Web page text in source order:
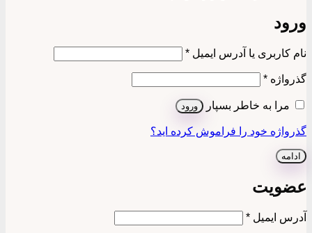
ورود
نام کاربری یا آدرس ایمیل *الزامی
گذرواژه *الزامی
مرا به خاطر بسپار ورود
گذرواژه خود را فراموش کرده اید؟
ادامه
عضویت
آدرس ایمیل *الزامی